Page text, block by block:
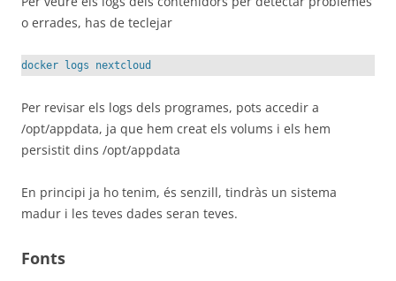
o errades, has de teclejar
docker logs nextcloud
Per revisar els logs dels programes, pots accedir a
/opt/appdata, ja que hem creat els volums i els hem
persistit dins /opt/appdata
En principi ja ho tenim, és senzill, tindràs un sistema
madur i les teves dades seran teves.
Fonts